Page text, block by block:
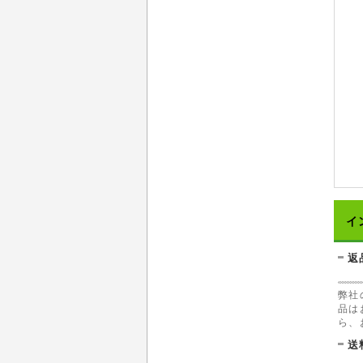
イ
返
弊社
品は
ら、
送